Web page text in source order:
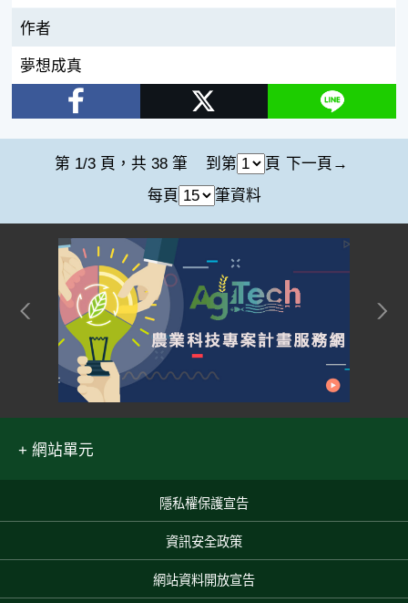
Facebook
作者
夢想成真
第 1/3 頁，共 38 筆 到第 頁
下一頁
每頁
筆資料
網站單元
隱私權保護宣告
資訊安全政策
網站資料開放宣告